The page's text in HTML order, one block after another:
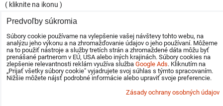
( kliknite na ikonu )
osobný odber : 9 - 15 h
* expedícia hotových zákaziek spoločnosťou DPD denne do vašej
Predvoľby súkromia
Súbory cookie používame na vylepšenie vašej návštevy tohto webu, na
analýzu jeho výkonu a na zhromažďovanie údajov o jeho používaní. Môžeme
na to použiť nástroje a služby tretích strán a zhromaždené dáta môžu byť
prenášané partnerom v EÚ, USA alebo iných krajinách. Súbory cookies na
zlepšenie relevantnosti reklám využíva služba Google Ads. Kliknutím na
„Prijať všetky súbory cookie" vyjadrujete svoj súhlas s týmto spracovaním.
Nižšie môžete nájsť podrobné informácie alebo upraviť svoje preferencie.
Zásady ochrany osobných údajov